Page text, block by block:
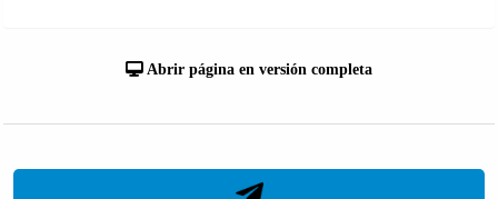
Abrir página en versión completa